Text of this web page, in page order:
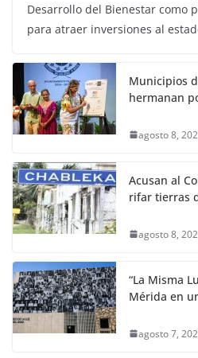
Desarrollo del Bienestar como
para atraer inversiones al
Municipios
hermanan
agosto 8,
Acusan al
rifar tierras
agosto 8,
“La Misma
Mérida en
agosto 7,